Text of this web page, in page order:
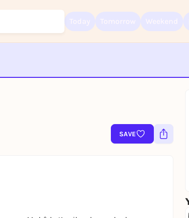
SAVE
for free and get started right away